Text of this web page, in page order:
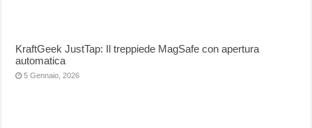
KraftGeek JustTap: Il treppiede MagSafe con apertura
automatica
5 Gennaio, 2026